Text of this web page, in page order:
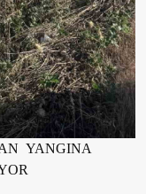
YANGINA